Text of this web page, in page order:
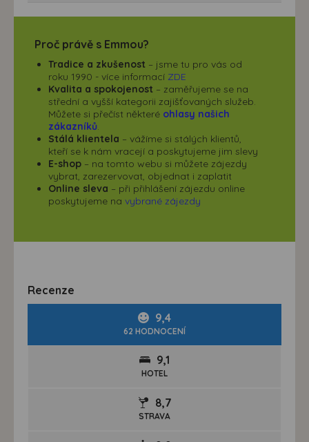
Proč právě s Emmou?
Tradice a zkušenost – jsme tu pro vás od
roku 1990 - více informací ZDE
Kvalita a spokojenost – zaměřujeme se na
střední a vyšší kategorii zajišťovaných služeb.
Můžete si přečíst některé ohlasy našich
zákazníků
Stálá klientela – vážíme si stálých klientů,
kteří se k nám vracejí a poskytujeme jim slevy
E-shop – na tomto webu si můžete zájezdy
vybrat, zarezervovat, objednat i zaplatit
Online sleva – při přihlášení zájezdu online
poskytujeme na vybrané zájezdy
Recenze
9,4
62 HODNOCENÍ
9,1
HOTEL
8,7
STRAVA